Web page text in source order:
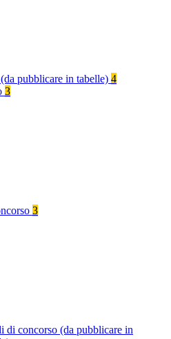
pubblicare in tabelle) 4
3
3
di concorso (da pubblicare in